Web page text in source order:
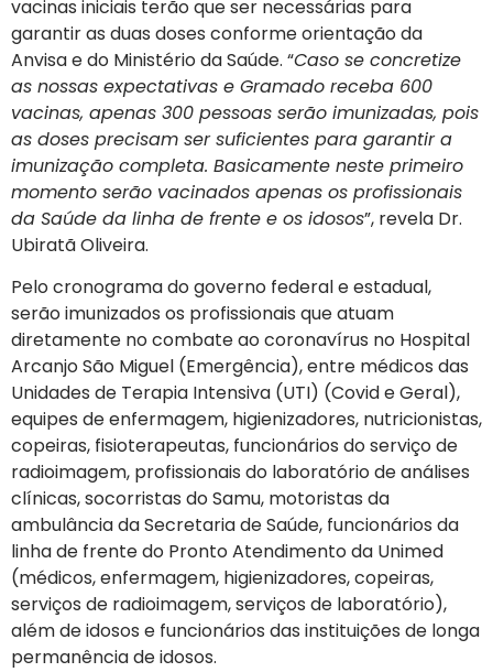
vacinas iniciais terão que ser necessárias para
garantir as duas doses conforme orientação da
Anvisa e do Ministério da Saúde. “Caso se concretize
as nossas expectativas e Gramado receba 600
vacinas, apenas 300 pessoas serão imunizadas, pois
as doses precisam ser suficientes para garantir a
imunização completa. Basicamente neste primeiro
momento serão vacinados apenas os profissionais
da Saúde da linha de frente e os idosos”, revela Dr.
Ubiratã Oliveira.
Pelo cronograma do governo federal e estadual,
serão imunizados os profissionais que atuam
diretamente no combate ao coronavírus no Hospital
Arcanjo São Miguel (Emergência), entre médicos das
Unidades de Terapia Intensiva (UTI) (Covid e Geral),
equipes de enfermagem, higienizadores, nutricionistas,
copeiras, fisioterapeutas, funcionários do serviço de
radioimagem, profissionais do laboratório de análises
clínicas, socorristas do Samu, motoristas da
ambulância da Secretaria de Saúde, funcionários da
linha de frente do Pronto Atendimento da Unimed
(médicos, enfermagem, higienizadores, copeiras,
serviços de radioimagem, serviços de laboratório),
além de idosos e funcionários das instituições de longa
permanência de idosos.